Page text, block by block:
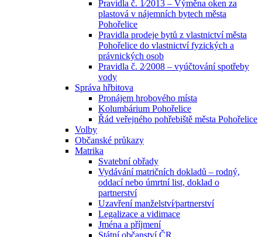
Pravidla č. 1⁄2013 – Výměna oken za
plastová v nájemních bytech města
Pohořelice
Pravidla prodeje bytů z vlastnictví města
Pohořelice do vlastnictví fyzických a
právnických osob
Pravidla č. 2⁄2008 – vyúčtování spotřeby
vody
Správa hřbitova
Pronájem hrobového místa
Kolumbárium Pohořelice
Řád veřejného pohřebiště města Pohořelice
Volby
Občanské průkazy
Matrika
Svatební obřady
Vydávání matričních dokladů – rodný,
oddací nebo úmrtní list, doklad o
partnerství
Uzavření manželství⁄partnerství
Legalizace a vidimace
Jména a příjmení
Státní občanství ČR